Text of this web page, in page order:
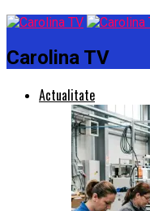
Carolina TV
Actualitate